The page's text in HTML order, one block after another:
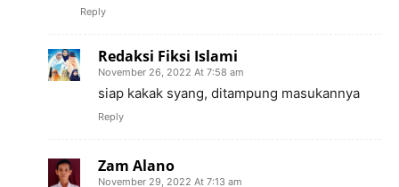
Reply
Redaksi Fiksi Islami
November 26, 2022 At 7:58 am
siap kakak syang, ditampung masukannya
Reply
Zam Alano
November 29, 2022 At 7:13 am